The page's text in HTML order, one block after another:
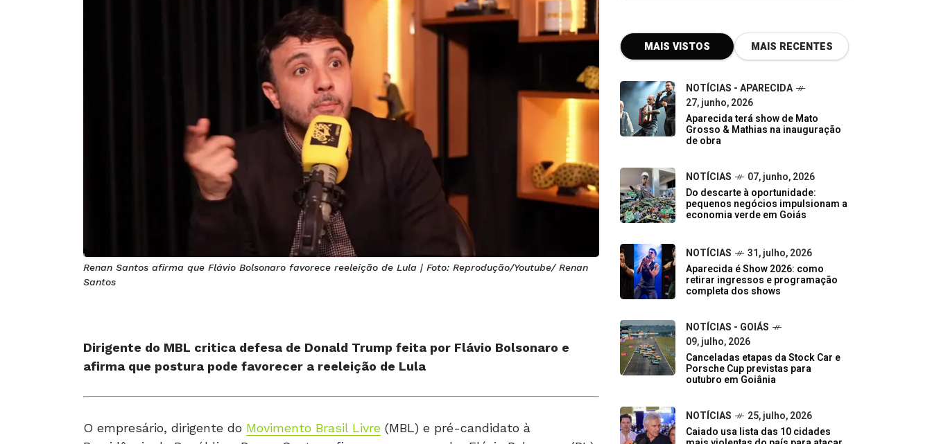
Renan Santos afirma que Flávio Bolsonaro favorece reeleição de Lula | Foto: Reprodução/Youtube/ Renan
Santos
Dirigente do MBL critica defesa de Donald Trump feita por Flávio Bolsonaro e
afirma que postura pode favorecer a reeleição de Lula
O empresário, dirigente do Movimento Brasil Livre (MBL) e pré-candidato à
MAIS VISTOS MAIS RECENTES
NOTÍCIAS - APARECIDA
27, junho, 2026
Aparecida terá show de Mato
Grosso & Mathias na inauguração
de obra
NOTÍCIAS
07, junho, 2026
Do descarte à oportunidade:
pequenos negócios impulsionam a
economia verde em Goiás
NOTÍCIAS
31, julho, 2026
Aparecida é Show 2026: como
retirar ingressos e programação
completa dos shows
NOTÍCIAS - GOIÁS
09, julho, 2026
Canceladas etapas da Stock Car e
Porsche Cup previstas para
outubro em Goiânia
NOTÍCIAS
25, julho, 2026
Caiado usa lista das 10 cidades